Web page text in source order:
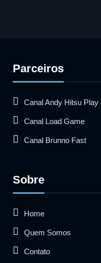
Parceiros
Canal Andy Hitsu Play
Canal Load Game
Canal Brunno Fast
Sobre
Home
Quem Somos
Contato